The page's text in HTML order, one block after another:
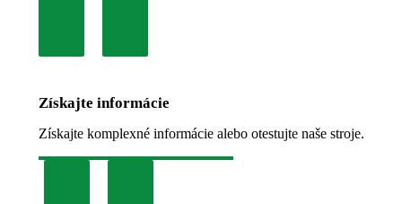
Získajte informácie
Získajte komplexné informácie alebo otestujte naše stroje.